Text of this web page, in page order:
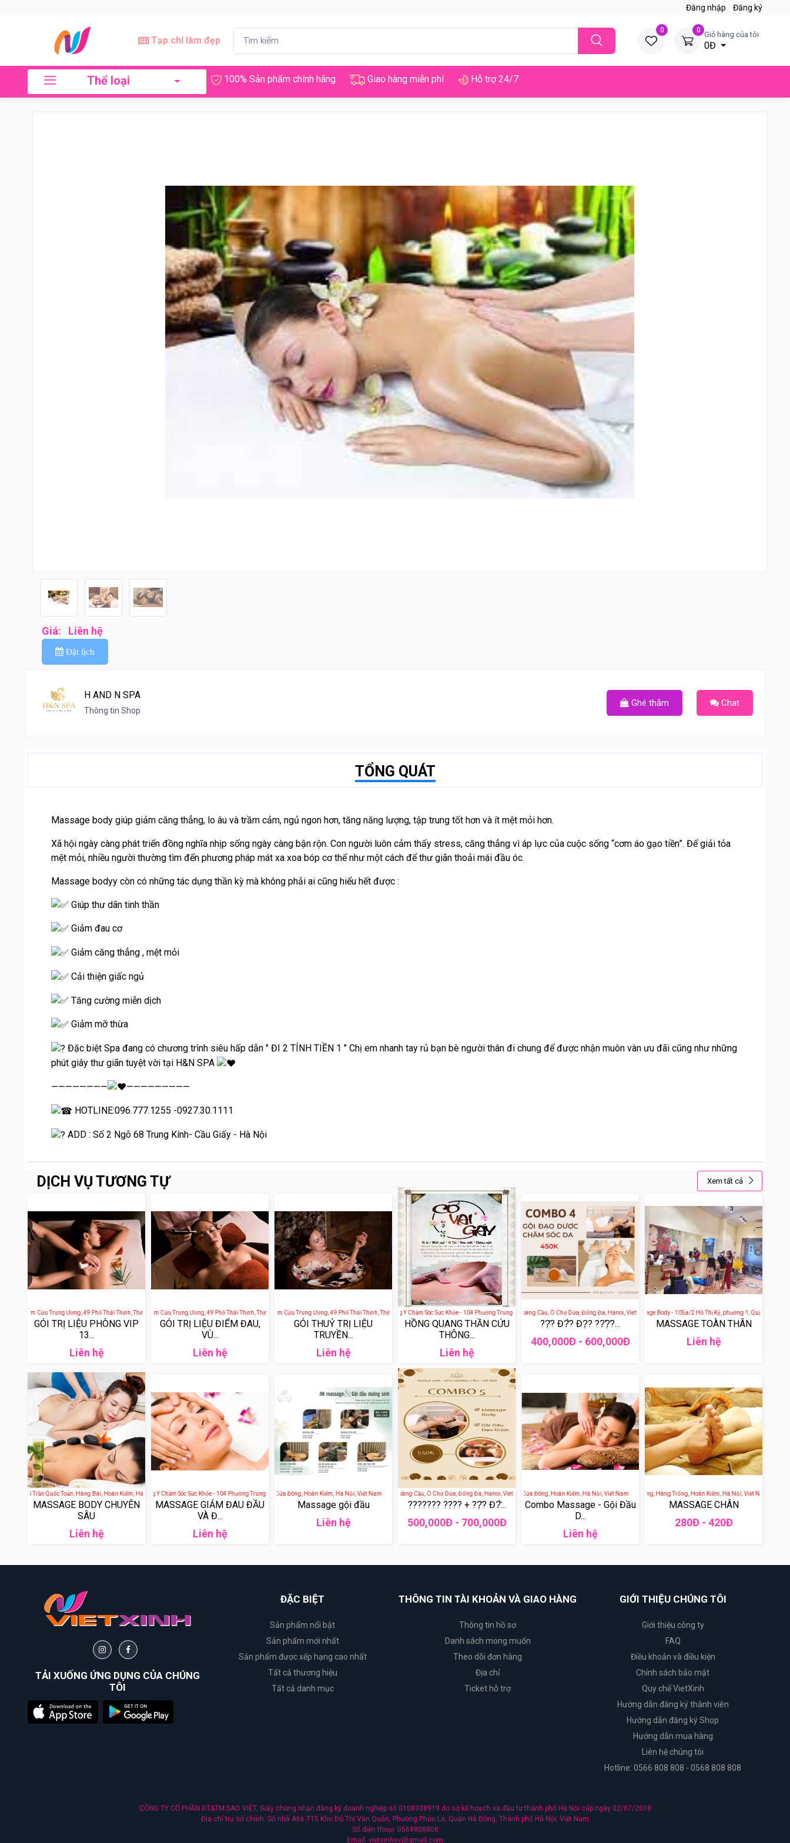
Đăng nhập Đăng ký
Tạp chí làm đẹp
0 0 Giỏ hàng của tôi
0Đ
Thể loại 100% Sản phẩm chính hãng Giao hàng miễn phí Hỗ trợ 24/7
Giá: Liên hệ
Đặt lịch
H AND N SPA
Thông tin Shop
Ghé thắm Chat
TỔNG QUÁT
Massage body giúp giảm căng thẳng, lo âu và trầm cảm, ngủ ngon hơn, tăng năng lượng, tập trung tốt hơn và ít mệt mỏi hơn.
Xã hội ngày càng phát triển đồng nghĩa nhịp sống ngày càng bận rộn. Con người luôn cảm thấy stress, căng thẳng vì áp lực của cuộc sống “cơm áo gạo tiền”. Để giải tỏa
mệt mỏi, nhiều người thường tìm đến phương pháp mát xa xoa bóp cơ thể như một cách để thư giãn thoải mái đầu óc.
Massage bodyy còn có những tác dụng thần kỳ mà không phải ai cũng hiểu hết được :
Giúp thư dãn tinh thần
Giảm đau cơ
Giảm căng thẳng , mệt mỏi
Cải thiện giấc ngủ
Tăng cường miễn dịch
Giảm mỡ thừa
Đặc biệt Spa đang có chương trình siêu hấp dẫn " ĐI 2 TÍNH TIỀN 1 " Chị em nhanh tay rủ bạn bè người thân đi chung để được nhận muôn vàn ưu đãi cũng như những
phút giây thư giãn tuyệt vời tại H&N SPA
———————— —————————
HOTLINE:096.777.1255 -0927.30.1111
ADD : Số 2 Ngõ 68 Trung Kính- Cầu Giấy - Hà Nội
DỊCH VỤ TƯƠNG TỰ Xem tất cả
Châm Cứu Trung Ương, 49 Phố Thái Thịnh, Thịnh Quang, Đống Đa, Hà Nội, Việt Nam
GÓI TRỊ LIỆU PHÒNG VIP
13...
Liên hệ
Sen Tài Thu - Bệnh Viện Châm Cứu Trung Ương, 49 Phố Thái Thịnh, Thịnh Quang, Đống Đa, Hà Nội, Việt Nam
GÓI TRỊ LIỆU ĐIỂM ĐAU,
VÙ...
Liên hệ
Sen Tài Thu - Bệnh Viện Châm Cứu Trung Ương, 49 Phố Thái Thịnh, Thịnh Quang, Đống Đa, Hà Nội, Việt Nam
GÓI THUỶ TRỊ LIỆU
TRUYỀN...
Liên hệ
Hoa Mộc Tâm An - Spa Đông Y Chăm Sóc Sức Khỏe - 104 Phường Trung Phụng, Trung Phụng, Đống Đa, Hà Nội, Việt Nam
HỒNG QUANG THẦN CỨU
THÔNG...
Liên hệ
Perla Spa - 4 Ngõ 73 Phố Hoàng Cầu, Ô Chợ Dừa, Đống Đa, Hanoi, Vietnam
??̣̂? Đ?̂̀? Đ?̣? ??̛?̛̣?...
400,000Đ - 600,000Đ
Gội Đầu Dưỡng Sinh Massage Body - 105a/2 Hồ Thị Kỷ, phường 1, Quận 10, Ho Chi
MASSAGE TOÀN THÂN
Liên hệ
6b Phố Trần Quốc Toản, Hàng Bài, Hoàn Kiếm, Hà Nội, Việt Nam
MASSAGE BODY CHUYÊN
SÂU
Liên hệ
Hoa Mộc Tâm An - Spa Đông Y Chăm Sóc Sức Khỏe - 104 Phường Trung Phụng, Trung Phụng, Đống Đa, Hà Nội, Việt Nam
MASSAGE GIẢM ĐAU ĐẦU
VÀ Đ...
Liên hệ
JM Spa - 16 Phố Hàng Da, Cửa Đông, Hoàn Kiếm, Hà Nội, Việt Nam
Massage gội đầu
Liên hệ
Perla Spa - 4 Ngõ 73 Phố Hoàng Cầu, Ô Chợ Dừa, Đống Đa, Hanoi, Vietnam
??????? ???? + ??̣̂? Đ?̂̀...
500,000Đ - 700,000Đ
JM Spa - 16 Phố Hàng Da, Cửa Đông, Hoàn Kiếm, Hà Nội, Việt Nam
Combo Massage - Gội Đầu
D...
Liên hệ
SOL SPA - 65 Phố Hàng Trống, Hàng Trống, Hoàn Kiếm, Hà Nội, Việt Nam
MASSAGE CHÂN
280Đ - 420Đ
TẢI XUỐNG ỨNG DỤNG CỦA CHÚNG
TÔI
ĐẶC BIỆT
Sản phẩm nổi bật
Sản phẩm mới nhất
Sản phẩm được xếp hạng cao nhất
Tất cả thương hiệu
Tất cả danh mục
THÔNG TIN TÀI KHOẢN VÀ GIAO HÀNG
Thông tin hồ sơ
Danh sách mong muốn
Theo dõi đơn hàng
Địa chỉ
Ticket hỗ trợ
GIỚI THIỆU CHÚNG TÔI
Giới thiệu công ty
FAQ
Điều khoản và điều kiện
Chính sách bảo mật
Quy chế VietXinh
Hướng dẫn đăng ký thành viên
Hướng dẫn đăng ký Shop
Hướng dẫn mua hàng
Liên hệ chúng tôi
Hotline: 0566 808 808 - 0568 808 808
CÔNG TY CỔ PHẦN ĐT&TM SAO VIỆT, Giấy chứng nhận đăng ký doanh nghiệp số 0108338919 do sở kế hoạch và đầu tư thành phố Hà Nội cấp ngày 02/07/2018
Địa chỉ trụ sở chính: Số nhà A66 TT5 Khu Đô Thị Văn Quán, Phường Phúc La, Quận Hà Đông, Thành phố Hà Nội, Việt Nam
Số điện thoại: 0568808808
Email: vietxinhsv@gmail.com